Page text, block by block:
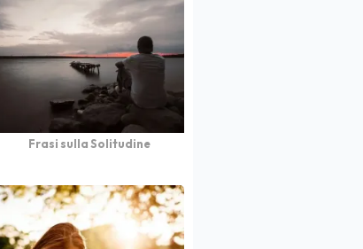
Frasi sulla Solitudine